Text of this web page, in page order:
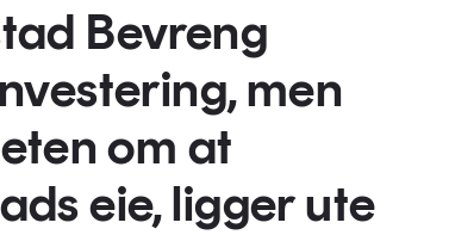
Bevreng
men
om at
eie, ligger ute